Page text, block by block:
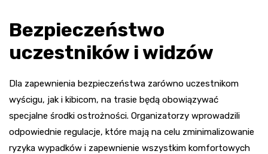
Bezpieczeństwo
uczestników i widzów
Dla zapewnienia bezpieczeństwa zarówno uczestnikom
wyścigu, jak i kibicom, na trasie będą obowiązywać
specjalne środki ostrożności. Organizatorzy wprowadzili
odpowiednie regulacje, które mają na celu zminimalizowanie
ryzyka wypadków i zapewnienie wszystkim komfortowych